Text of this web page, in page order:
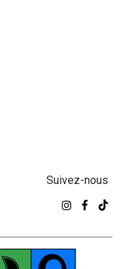
Suivez-nous